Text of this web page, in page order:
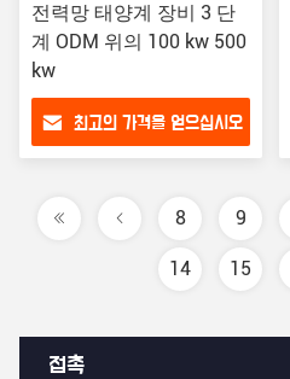
접촉
전력망 태양계 장비 3 단
계 ODM 위의 100 kw 500
kw
최고의 가격을 얻으십시오
8 9
14 15